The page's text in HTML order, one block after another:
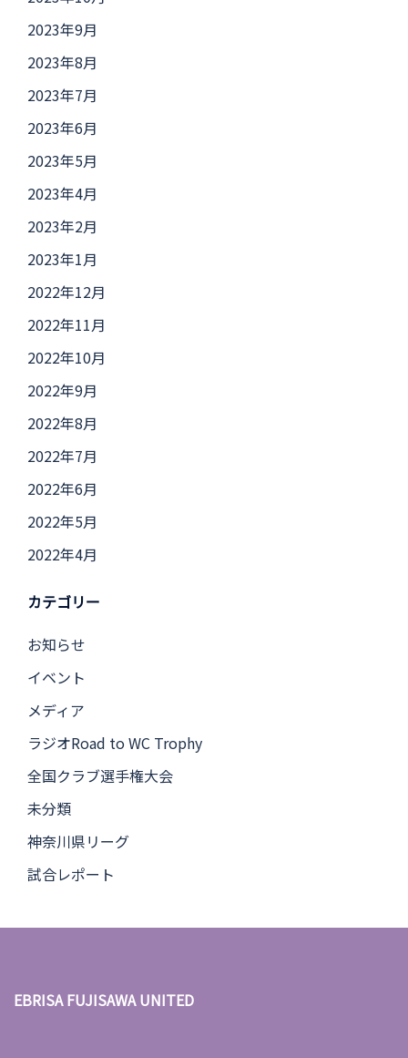
2023年9月
2023年8月
2023年7月
2023年6月
2023年5月
2023年4月
2023年2月
2023年1月
2022年12月
2022年11月
2022年10月
2022年9月
2022年8月
2022年7月
2022年6月
2022年5月
2022年4月
カテゴリー
お知らせ
イベント
メディア
ラジオRoad to WC Trophy
全国クラブ選手権大会
未分類
神奈川県リーグ
試合レポート
EBRISA FUJISAWA UNITED